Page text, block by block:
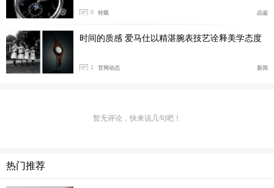
晶底盖，佩戴者可将三问报时装置的各个音锤，以及饰以
Duc attelé马车车轮图案的微型摆陀一览无余。
0 转载 品鉴
时间的质感 爱马仕以精湛腕表技艺诠释美学态度
1 官网动态 新闻
暂无评论，快来说几句吧！
热门推荐